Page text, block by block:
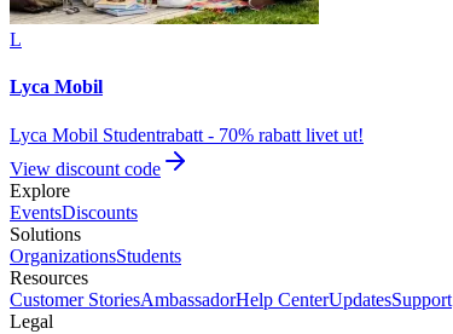
L
Lyca Mobil
Lyca Mobil Studentrabatt - 70% rabatt livet ut!
View discount code
Explore
EventsDiscounts
Solutions
OrganizationsStudents
Resources
Customer StoriesAmbassadorHelp CenterUpdatesSupport
Legal